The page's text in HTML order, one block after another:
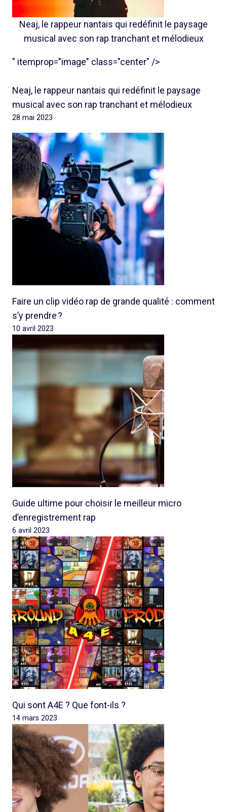
Neaj, le rappeur nantais qui redéfinit le paysage
musical avec son rap tranchant et mélodieux
" itemprop="image" class="center" />
Neaj, le rappeur nantais qui redéfinit le paysage
musical avec son rap tranchant et mélodieux
28 mai 2023
Faire un clip vidéo rap de grande qualité : comment
s’y prendre ?
10 avril 2023
Guide ultime pour choisir le meilleur micro
d’enregistrement rap
6 avril 2023
Qui sont A4E ? Que font-ils ?
14 mars 2023